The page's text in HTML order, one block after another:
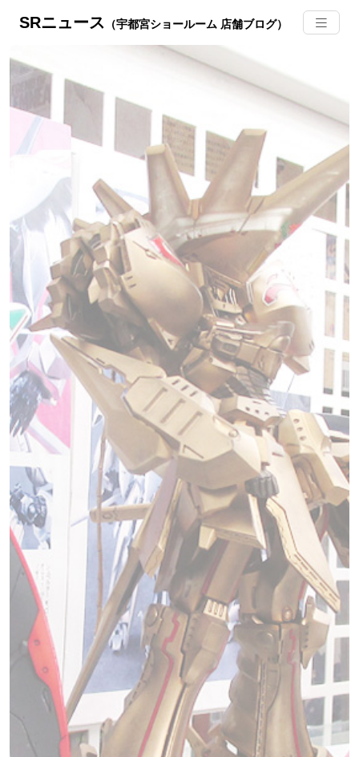
SRニュース （宇都宮ショールーム 店舗ブログ）